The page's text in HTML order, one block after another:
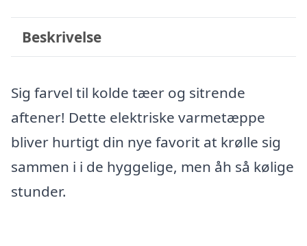
Beskrivelse
Sig farvel til kolde tæer og sitrende
aftener! Dette elektriske varmetæppe
bliver hurtigt din nye favorit at krølle sig
sammen i i de hyggelige, men åh så kølige
stunder.